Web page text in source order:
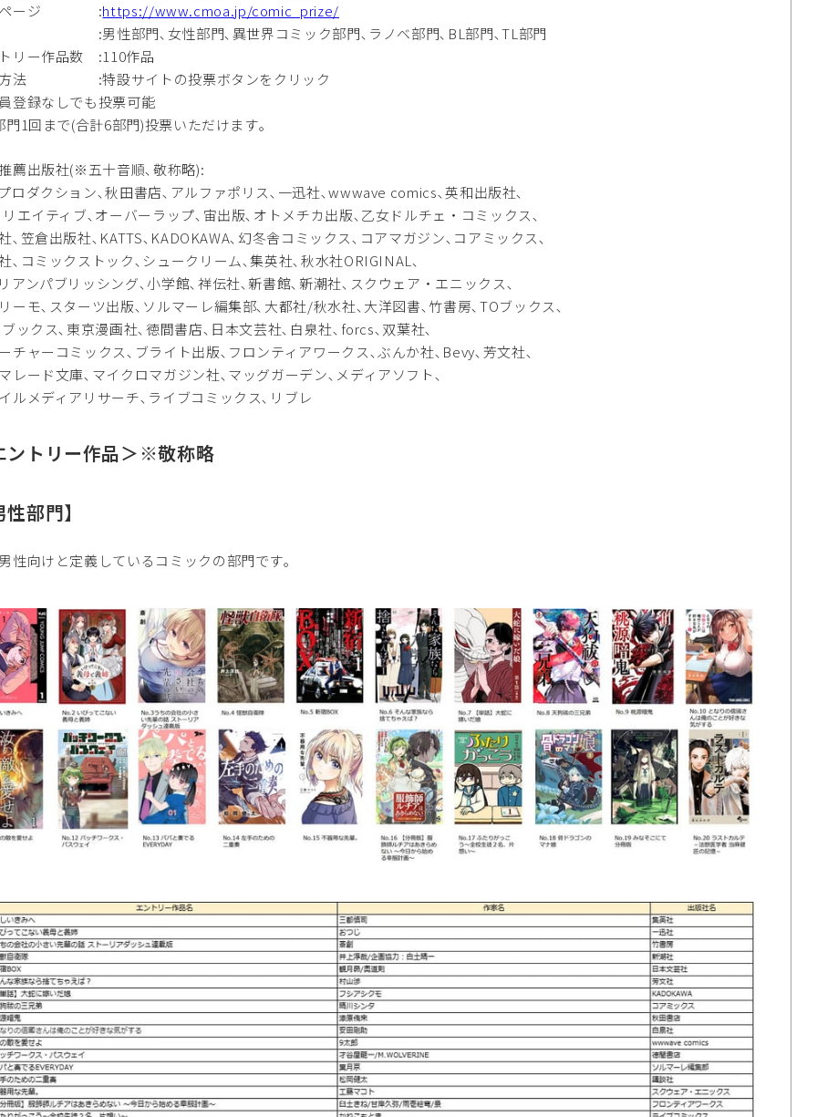
ページ :https://www.cmoa.jp/comic_prize/
:男性部門､女性部門､異世界コミック部門､ラノベ部門､BL部門､TL部門
リー作品数 :110作品
方法 :特設サイトの投票ボタンをクリック
登録なしでも投票可能
1回まで(合計6部門)投票いただけます｡
薦出版社(※五十音順､敬称略):
ロダクション､秋田書店､アルファポリス､一迅社､wwwave comics､英和出版社､
エイティブ､オーバーラップ､宙出版､オトメチカ出版､乙女ドルチェ・コミックス､
､笠倉出版社､KATTS､KADOKAWA､幻冬舎コミックス､コアマガジン､コアミックス､
､コミックストック､シュークリーム､集英社､秋水社ORIGINAL､
アンパブリッシング､小学館､祥伝社､新書館､新潮社､スクウェア・エニックス､
ーモ､スターツ出版､ソルマーレ編集部､大都社/秋水社､大洋図書､竹書房､TOブックス､
ックス､東京漫画社､徳間書店､日本文芸社､白泉社､forcs､双葉社､
チャーコミックス､ブライト出版､フロンティアワークス､ぶんか社､Bevy､芳文社､
レード文庫､マイクロマガジン社､マッグガーデン､メディアソフト､
ルメディアリサーチ､ライブコミックス､リブレ
ントリー作品＞※敬称略
性部門】
性向けと定義しているコミックの部門です｡